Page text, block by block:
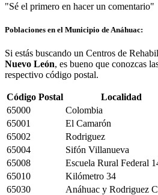
"Sé el primero en hacer un comentario"
Poblaciones en el Municipio de Anáhuac:
Si estás buscando un Centros de
Nuevo León, es bueno que conozcas
respectivo código postal.
Código Postal
Localidad
65000
Colombia
65001
El Camarón
65002
Rodriguez
65004
Sifón Villanueva
65008
Escuela Rural Federal
65010
Kilómetro 34
65030
Anáhuac y Rodriguez